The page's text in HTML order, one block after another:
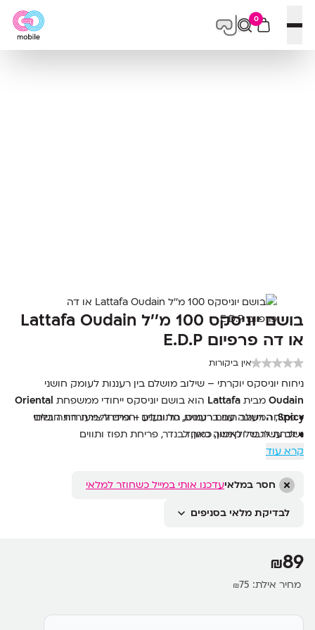
פתח תפריט
0
בושם יוניסקס 100 מ''ל Lattafa Oudain
או דה פרפיום E.D.P
אין ביקורות
ניחוח יוניסקס יוקרתי – שילוב מושלם בין רעננות לעומק חושני
Oudain מבית Lattafa הוא בושם יוניסקס ייחודי ממשפחת Oriental
Spicy, המשלב תווים רעננים, מתובלים וחמים ליצירת חוויה בלתי
נשכחת לגבר ולאישה כאחד.
• פתיחה רעננה עם ברגמוט, הל ונענע – פתיחה מעוררת חושים
• לב עשיר של קינמון, כמון, לבנדר, פריחת תפוז ותווים
עציים-מתובלים
עמוקה וחושנית
• בושם יוניסקס – אידיאלי לשימוש יומיומי ולערב מיוחד
קרא עוד
חסר במלאיעדכנו אותי במייל כשחוזר למלאי
לבדיקת מלאי בסניפים
₪89
מחיר אילת: ₪75